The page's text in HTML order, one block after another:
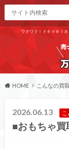
ワクワク！ドキドキ！
HOME こんなの買
2026.06.13
■おもちゃ